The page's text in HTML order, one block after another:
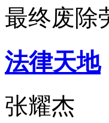
最终废除
法律天地
张耀杰